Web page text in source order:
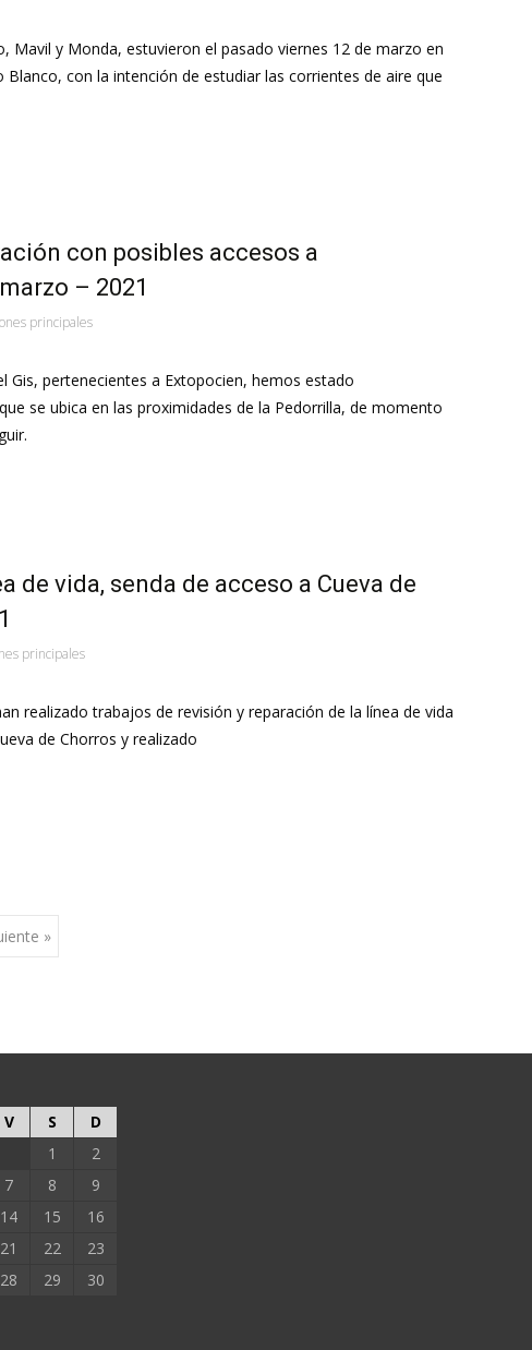
Mavil y Monda, estuvieron el pasado viernes 12 de marzo en
Blanco, con la intención de estudiar las corrientes de aire que
con posibles accesos a
– 2021
principales
Gis, pertenecientes a Extopocien, hemos estado
se ubica en las proximidades de la Pedorrilla, de momento
de vida, senda de acceso a Cueva de
principales
realizado trabajos de revisión y reparación de la línea de vida
de Chorros y realizado
»
V S
D
1
2
7 8
9
14 15
16
21 22
23
28 29
30